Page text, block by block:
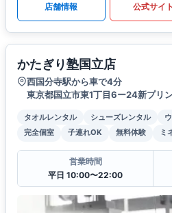
店舗情報 公式サイト
かたぎり塾国立店
西国分寺駅から車で4分
東京都国立市東1丁目6ー24新プリ
タオルレンタル シューズレンタル
完全個室
子連れOK 無料体験 ミ
営業時間
平日 10:00〜22:00